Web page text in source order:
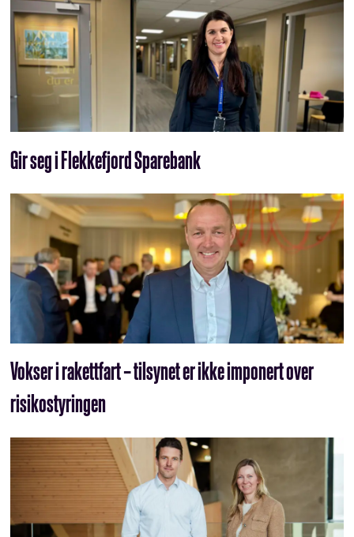
Gir seg i Flekkefjord Sparebank
Vokser i rakettfart – tilsynet er ikke imponert over
risikostyringen